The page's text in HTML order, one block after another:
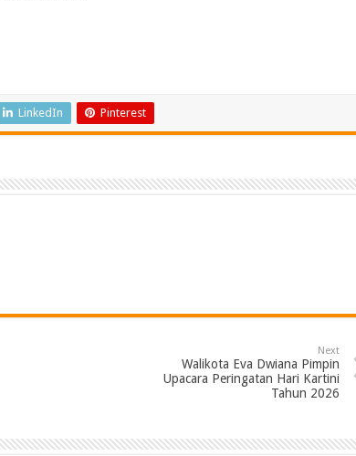
LinkedIn Pinterest
Next
Walikota Eva Dwiana Pimpin
Upacara Peringatan Hari Kartini
Tahun 2026